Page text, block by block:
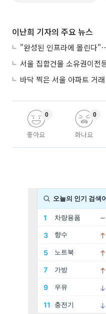
이난희 기자의 주요 뉴스
서울 집합건물 소유권이전
바닥 찍은 서울 아파트 거
좋아요
0
화나요
0